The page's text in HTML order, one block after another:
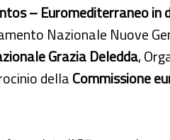
– Euromediterraneo in
Nazionale Nuove
Grazia Deledda,
dellaCommissione